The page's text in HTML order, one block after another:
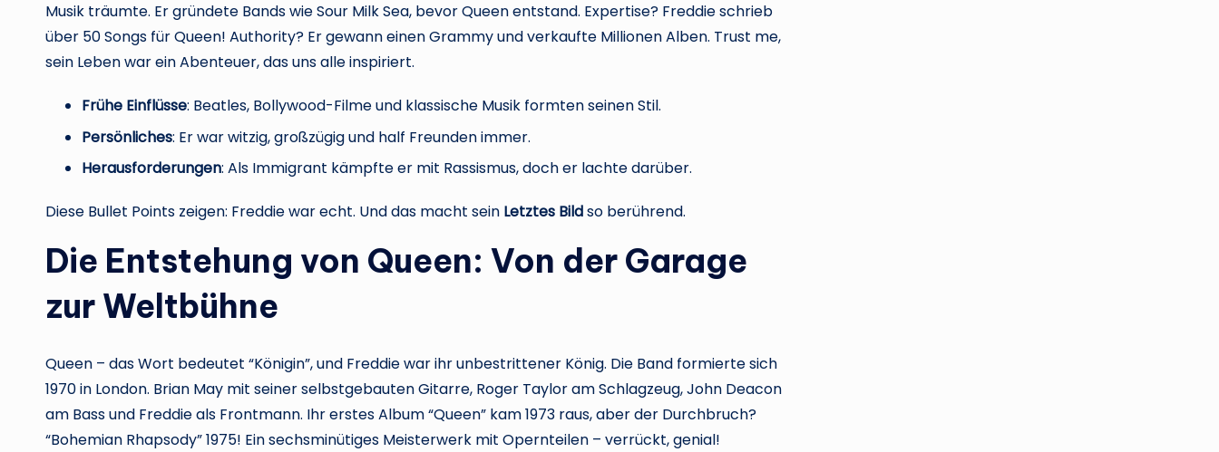
Musik träumte. Er gründete Bands wie Sour Milk Sea, bevor Queen entstand. Expertise? Freddie schrieb
über 50 Songs für Queen! Authority? Er gewann einen Grammy und verkaufte Millionen Alben. Trust me,
sein Leben war ein Abenteuer, das uns alle inspiriert.
Frühe Einflüsse: Beatles, Bollywood-Filme und klassische Musik formten seinen Stil.
Persönliches: Er war witzig, großzügig und half Freunden immer.
Herausforderungen: Als Immigrant kämpfte er mit Rassismus, doch er lachte darüber.
Diese Bullet Points zeigen: Freddie war echt. Und das macht sein Letztes Bildso berührend.
Die Entstehung von Queen: Von der Garage
zur Weltbühne
Queen – das Wort bedeutet “Königin”, und Freddie war ihr unbestrittener König. Die Band formierte sich
1970 in London. Brian May mit seiner selbstgebauten Gitarre, Roger Taylor am Schlagzeug, John Deacon
am Bass und Freddie als Frontmann. Ihr erstes Album “Queen” kam 1973 raus, aber der Durchbruch?
“Bohemian Rhapsody” 1975! Ein sechsminütiges Meisterwerk mit Opernteilen – verrückt, genial!